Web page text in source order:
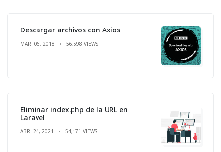
Descargar archivos con Axios
MAR. 06, 2018 56,598 VIEWS
Eliminar index.php de la URL en
Laravel
ABR. 24, 2021 54,171 VIEWS